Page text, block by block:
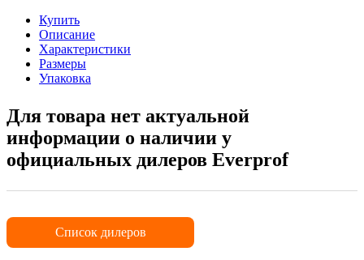
Купить
Описание
Характеристики
Размеры
Упаковка
Для товара нет актуальной
информации о наличии у
официальных дилеров Everprof
Список дилеров